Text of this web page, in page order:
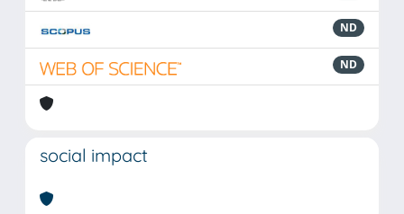
ND
ND
social impact